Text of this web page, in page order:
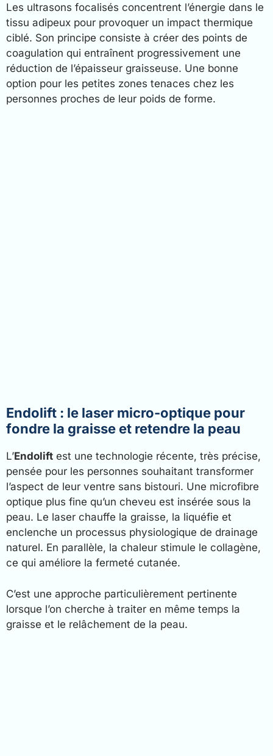
Les ultrasons focalisés concentrent l’énergie dans le
tissu adipeux pour provoquer un impact thermique
ciblé. Son principe consiste à créer des points de
coagulation qui entraînent progressivement une
réduction de l’épaisseur graisseuse. Une bonne
option pour les petites zones tenaces chez les
personnes proches de leur poids de forme.
Endolift : le laser micro-optique pour
fondre la graisse et retendre la peau
L’Endolift est une technologie récente, très précise,
pensée pour les personnes souhaitant transformer
l’aspect de leur ventre sans bistouri. Une microfibre
optique plus fine qu’un cheveu est insérée sous la
peau. Le laser chauffe la graisse, la liquéfie et
enclenche un processus physiologique de drainage
naturel. En parallèle, la chaleur stimule le collagène,
ce qui améliore la fermeté cutanée.
C’est une approche particulièrement pertinente
lorsque l’on cherche à traiter en même temps la
graisse et le relâchement de la peau.